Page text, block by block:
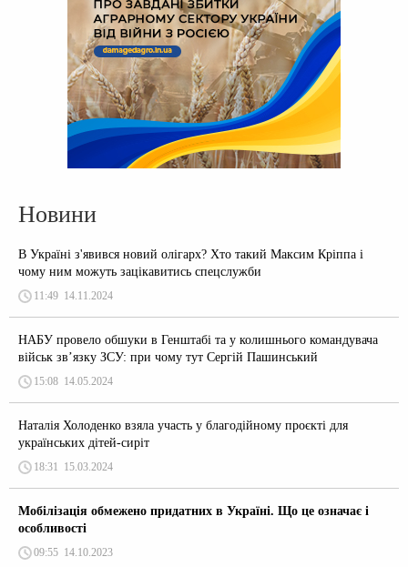
Новини
В Україні з'явився новий олігарх? Хто такий Максим Кріппа і
чому ним можуть зацікавитись спецслужби
11:49 14.11.2024
НАБУ провело обшуки в Генштабі та у колишнього командувача
військ зв’язку ЗСУ: при чому тут Сергій Пашинський
15:08 14.05.2024
Наталія Холоденко взяла участь у благодійному проєкті для
українських дітей-сиріт
18:31 15.03.2024
Мобілізація обмежено придатних в Україні. Що це означає і
особливості
09:55 14.10.2023